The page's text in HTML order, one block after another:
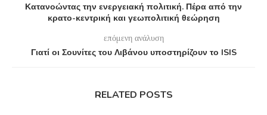
Κατανοώντας την ενεργειακή πολιτική. Πέρα από την
κρατο-κεντρική και γεωπολιτική θεώρηση
επόμενη ανάλυση
Γιατί οι Σουνίτες του Λιβάνου υποστηρίζουν το ISIS
RELATED POSTS